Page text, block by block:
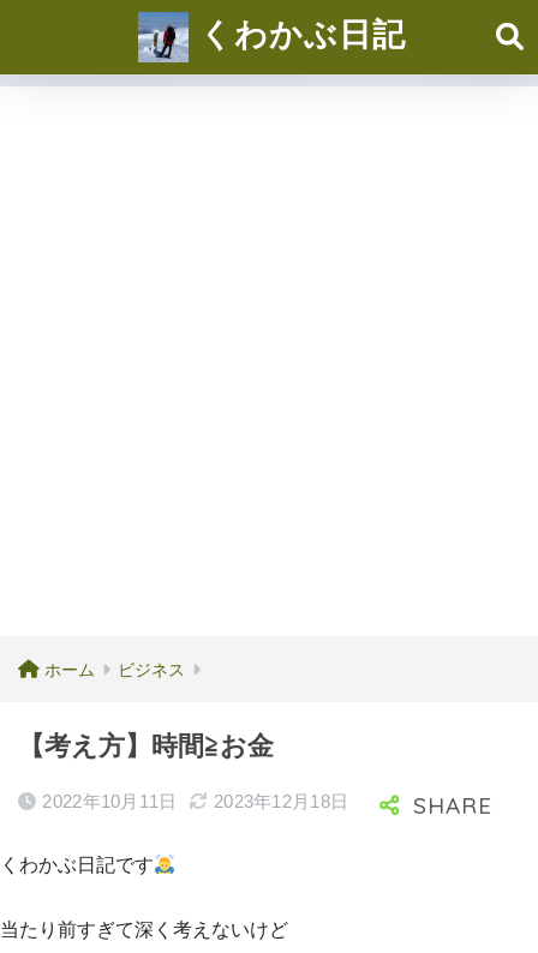
くわかぶ日記
ホーム ビジネス
【考え方】時間≧お金
2022年10月11日 2023年12月18日
くわかぶ日記です
当たり前すぎて深く考えないけど